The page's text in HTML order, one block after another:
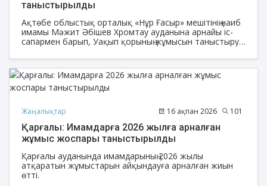
таныстырылды
Ақтөбе облыстық орталық «Нұр Ғасыр» мешітінің наиб
имамы Мәжит Әбішев Хромтау ауданына арнайы іс-
сапармен барып, Уақып қорының жұмысын таныстыру
арнайы семинар өткізді.
Жаңалықтар 16 ақпан 2026 101
Қарғалы: Имамдарға 2026 жылға арналған
жұмыс жоспары таныстырылды
Қарғалы ауданында имамдарының 2026 жылы
атқаратын жұмыстарын айқындауға арналған жиын
өтті.